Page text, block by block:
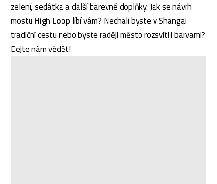
zelení, sedátka a další barevné doplňky. Jak se návrh
mostu High Loop líbí vám? Nechali byste v Shangai
tradiční cestu nebo byste raději město rozsvítili barvami?
Dejte nám vědět!